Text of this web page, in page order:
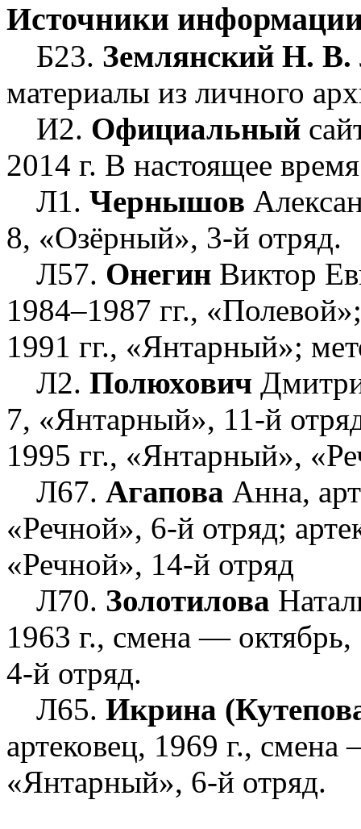
Источники
Б23. Землянский Н. В.
материалы из личного
И2. Официальный
2014 г. В настоящее
Л1. Чернышов
8, «Озёрный», 3-й отряд.
Л57. ОнегинВиктор
1984–1987 гг.,
1991 гг., «Янтарный»;
Л2. Полюхович
7, «Янтарный», 11-й
1995 гг., «Янтарный»,
Л67. Агапова Анна,
«Речной», 6-й отряд;
«Речной», 14-й отряд
Л70. Золотилова
1963 г., смена —
4-й отряд.
Л65. Икрина
артековец, 1969 г.,
«Янтарный», 6-й отряд.